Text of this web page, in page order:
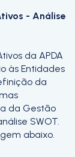
- Análise
da APDA
às Entidades
da
da Gestão
SWOT.
abaixo.